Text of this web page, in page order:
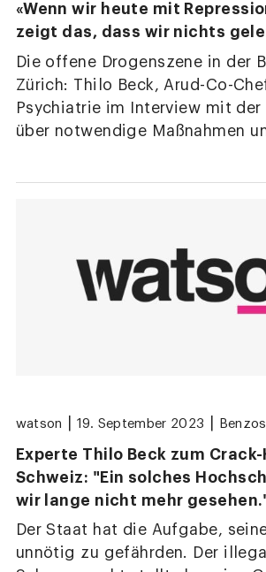
«Wenn wir heute mit
zeigt das, dass wir nichts
Die offene Drogenszene in der
Zürich: Thilo Beck, Arud-Co-
Psychiatrie im Interview mit der
über notwendige Maßnahmen
watson 19. September 2023 Benzos
Experte Thilo Beck zum
Schweiz: "Ein solches
wir lange nicht mehr
Der Staat hat die Aufgabe,
unnötig zu gefährden. Der